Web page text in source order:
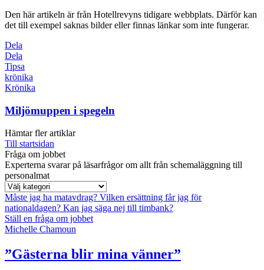
Den här artikeln är från Hotellrevyns tidigare webbplats. Därför kan
det till exempel saknas bilder eller finnas länkar som inte fungerar.
Dela
Dela
Tipsa
krönika
Krönika
Miljömuppen i spegeln
Hämtar fler artiklar
Till startsidan
Fråga om jobbet
Experterna svarar på läsarfrågor om allt från schemaläggning till
personalmat
Måste jag ha matavdrag? Vilken ersättning får jag för
nationaldagen? Kan jag säga nej till timbank?
Ställ en fråga om jobbet
Michelle Chamoun
”Gästerna blir mina vänner”